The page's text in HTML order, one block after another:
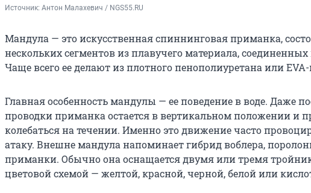
Источник: Антон Малахевич / NGS55.RU
Мандула — это искусственная спиннинговая приманка,
нескольких сегментов из плавучего материала,
Чаще всего ее делают из плотного пенополиуретана или
Главная особенность мандулы — ее поведение в воде. Даже
проводки приманка остается в вертикальном положении и
колебаться на течении. Именно это движение часто
атаку. Внешне мандула напоминает гибрид воблера,
приманки. Обычно она оснащается двумя или тремя
цветовой схемой — желтой, красной, черной, белой или